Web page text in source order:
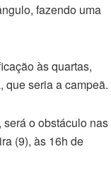
fazendo uma
às quartas,
que seria a campeã.
o obstáculo nas
(9), às 16h de